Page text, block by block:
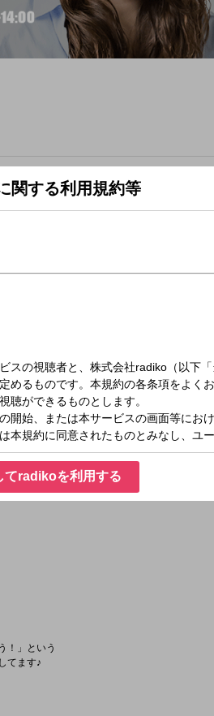
！」という
てます♪
関する利用規約等
てradikoを利用する